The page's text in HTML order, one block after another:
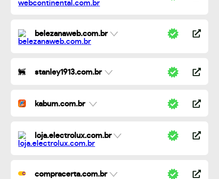
belezanaweb.com.br
stanley1913.com.br
kabum.com.br
loja.electrolux.com.br
compracerta.com.br